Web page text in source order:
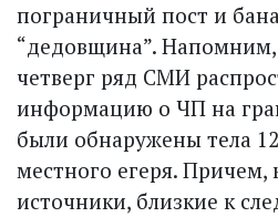
пограничный пост и
“дедовщина”.
четверг ряд СМИ
информацию о ЧП на
были обнаружены тела
местного егеря. Причем,
источники, близкие к